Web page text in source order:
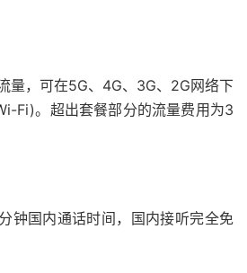
量，可在5G、4G、3G、2G网络下
Fi)。超出套餐部分的流量费用为3
钟国内通话时间，国内接听完全免